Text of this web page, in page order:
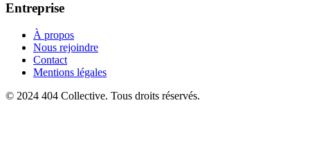
Entreprise
À propos
Nous rejoindre
Contact
Mentions légales
© 2024 404 Collective. Tous droits réservés.